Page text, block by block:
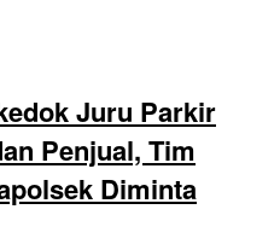
Juru Parkir
Penjual, Tim
Diminta